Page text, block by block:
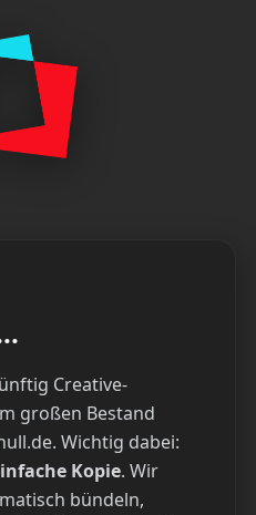
Creative-
großen Bestand
Wichtig dabei:
Kopie. Wir
bündeln,